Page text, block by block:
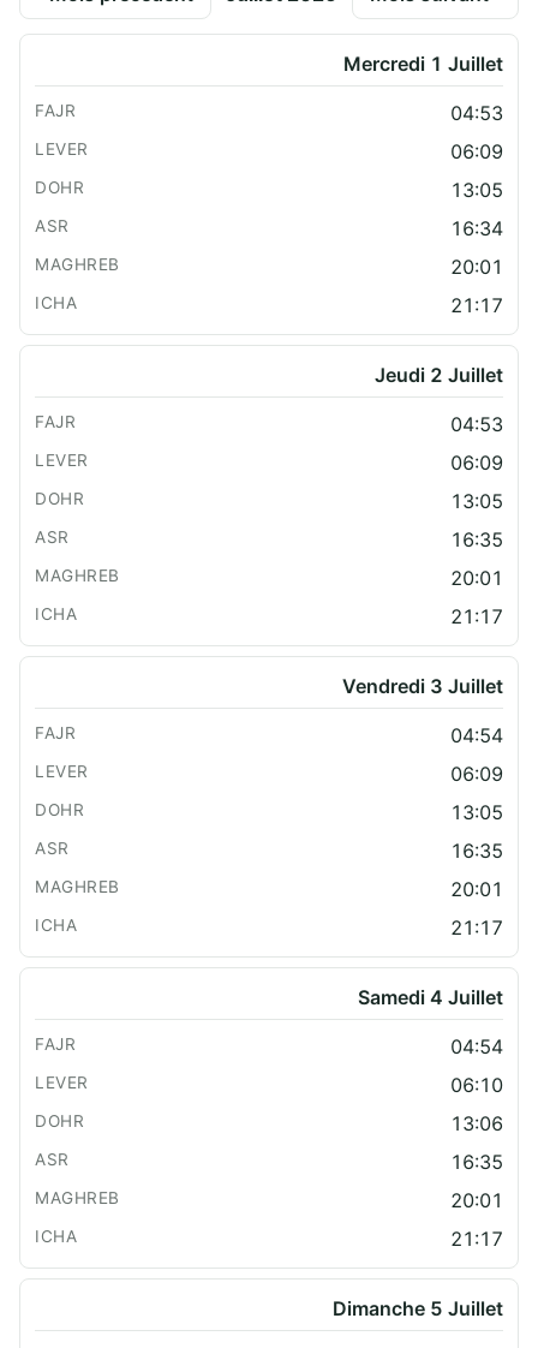
Mercredi 1 Juillet
04:53
06:09
13:05
16:34
20:01
21:17
Jeudi 2 Juillet
04:53
06:09
13:05
16:35
20:01
21:17
Vendredi 3 Juillet
04:54
06:09
13:05
16:35
20:01
21:17
Samedi 4 Juillet
04:54
06:10
13:06
16:35
20:01
21:17
Dimanche 5 Juillet